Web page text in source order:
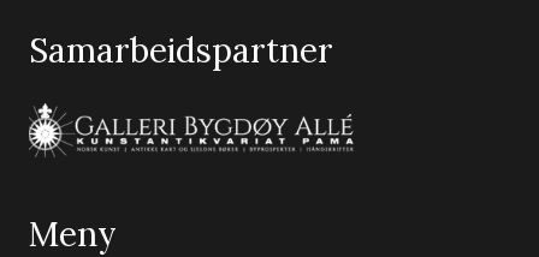
Samarbeidspartner
Meny